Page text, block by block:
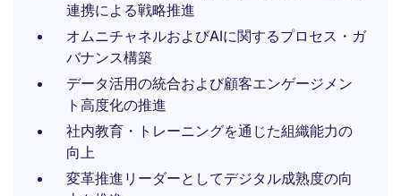
連携による戦略推進
オムニチャネルおよびAIに関するプロセス・ガ
バナンス構築
データ活用の統合および顧客エンゲージメン
ト高度化の推進
社内教育・トレーニングを通じた組織能力の
向上
変革推進リーダーとしてデジタル成熟度の向